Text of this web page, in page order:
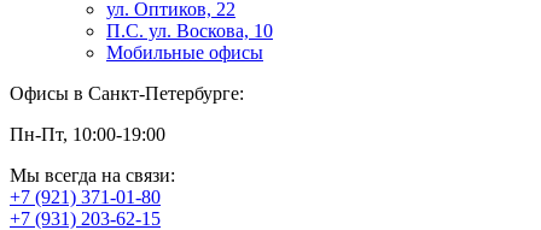
ул. Оптиков, 22
П.С. ул. Воскова, 10
Мобильные офисы
Офисы в Санкт-Петербурге:
Пн-Пт, 10:00-19:00
Мы всегда на связи:
+7 (921) 371-01-80
+7 (931) 203-62-15